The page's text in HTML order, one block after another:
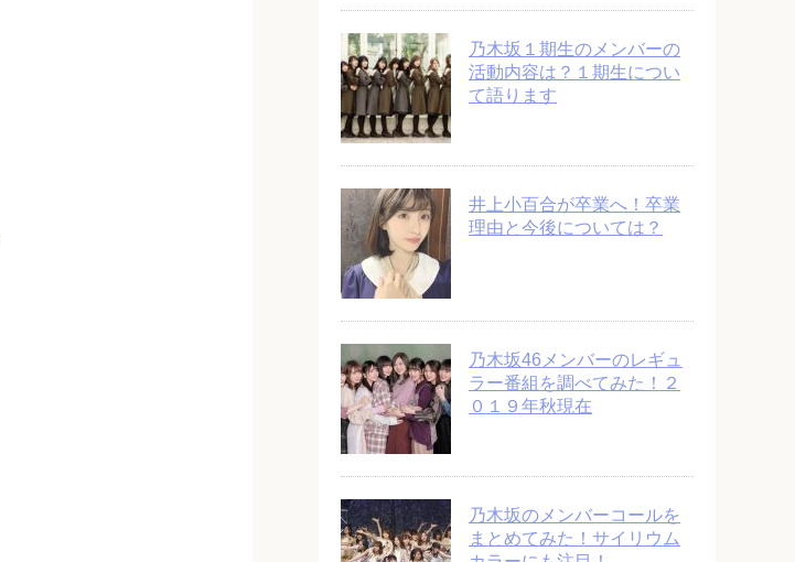
乃木坂１期生のメンバーの
活動内容は？１期生につい
て語ります
井上小百合が卒業へ！卒業
理由と今後については？
乃木坂46メンバーのレギュ
ラー番組を調べてみた！２
０１９年秋現在
乃木坂のメンバーコールを
まとめてみた！サイリウム